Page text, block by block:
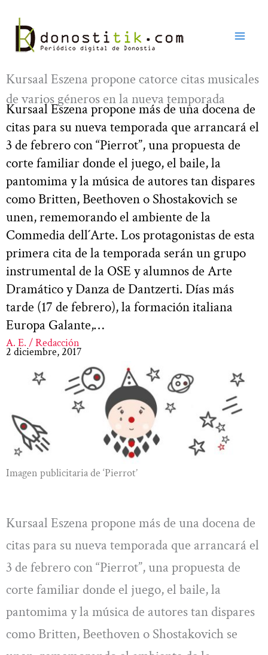
contenido
Kursaal Eszena propone catorce citas musicales
de varios géneros en la nueva temporada
Kursaal Eszena propone más de una docena de
citas para su nueva temporada que arrancará el
3 de febrero con “Pierrot”, una propuesta de
corte familiar donde el juego, el baile, la
pantomima y la música de autores tan dispares
como Britten, Beethoven o Shostakovich se
unen, rememorando el ambiente de la
Commedia dell´Arte. Los protagonistas de esta
primera cita de la temporada serán un grupo
instrumental de la OSE y alumnos de Arte
Dramático y Danza de Dantzerti. Días más
tarde (17 de febrero), la formación italiana
Europa Galante,…
A. E. / Redacción
2 diciembre, 2017
Imagen publicitaria de ‘Pierrot’
Kursaal Eszena propone más de una docena de
citas para su nueva temporada que arrancará el
3 de febrero con “Pierrot”, una propuesta de
corte familiar donde el juego, el baile, la
pantomima y la música de autores tan dispares
como Britten, Beethoven o Shostakovich se